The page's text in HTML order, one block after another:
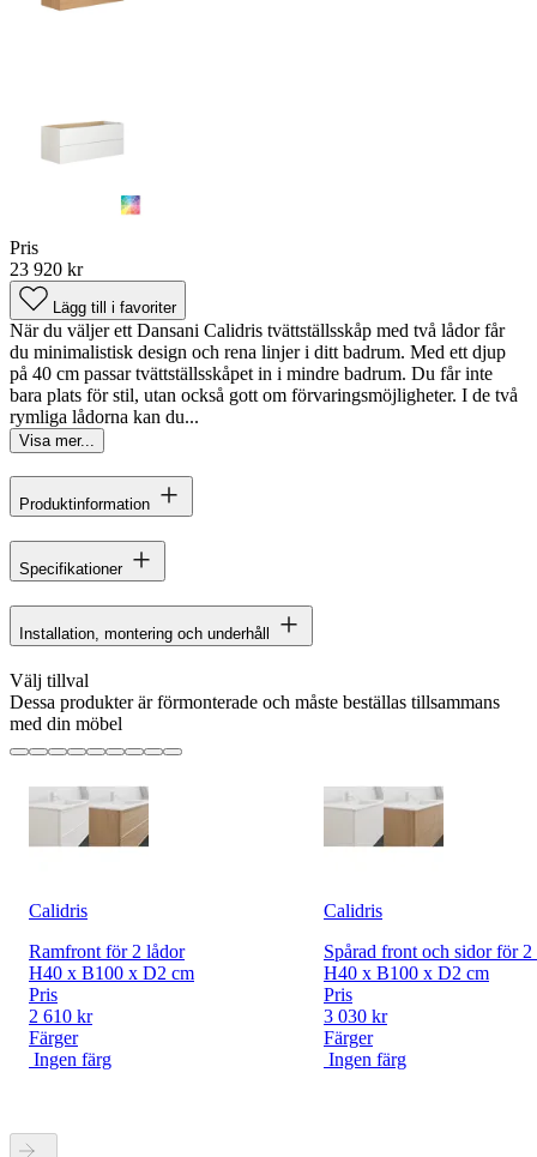
Pris
23 920 kr
Lägg till i favoriter
När du väljer ett Dansani Calidris tvättställsskåp med två lådor får
du minimalistisk design och rena linjer i ditt badrum. Med ett djup
på 40 cm passar tvättställsskåpet in i mindre badrum. Du får inte
bara plats för stil, utan också gott om förvaringsmöjligheter. I de två
rymliga lådorna kan du...
Visa mer...
Produktinformation
Specifikationer
Installation, montering och underhåll
Välj tillval
Dessa produkter är förmonterade och måste beställas tillsammans
med din möbel
Calidris
Ramfront för 2 lådor
H40 x B100 x D2 cm
Pris
2 610 kr
Färger
Ingen färg
Calidris
Spårad front och sidor för 2
H40 x B100 x D2 cm
Pris
3 030 kr
Färger
Ingen färg